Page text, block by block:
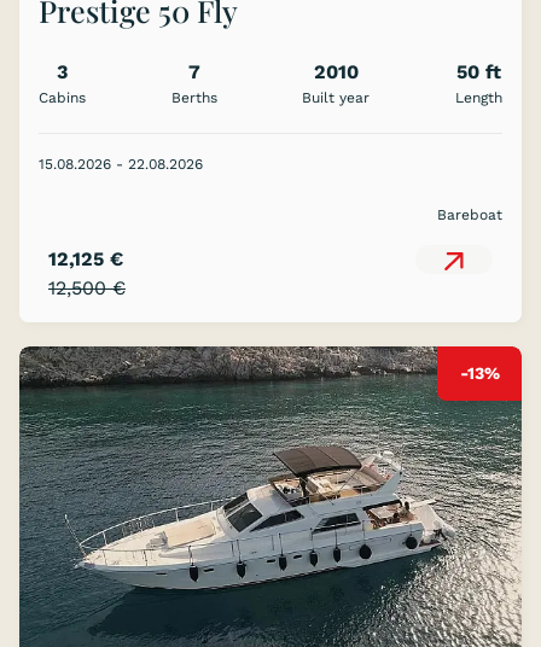
Prestige 50 Fly
3
Cabins
7
Berths
2010
Built year
50 ft
Length
15.08.2026 - 22.08.2026
Bareboat
12,500 €
12,125 €
-13%